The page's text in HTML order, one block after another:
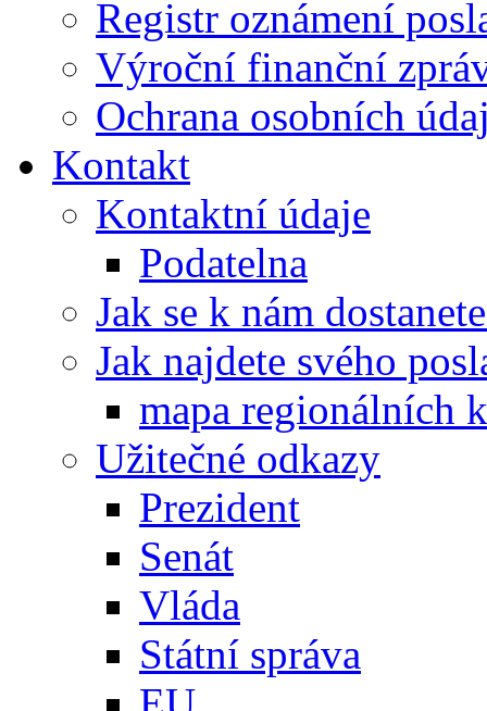
Registr oznámení
Výroční finanční
Ochrana osobních
Kontakt
Kontaktní údaje
Podatelna
Jak se k nám
Jak najdete svého
mapa regionálních
Užitečné odkazy
Prezident
Senát
Vláda
Státní správa